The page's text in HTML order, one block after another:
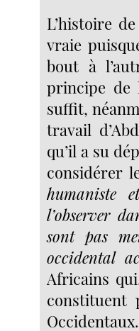
L’histoire
vraie
bout à
principe de
suffit,
travail
qu’il a su
considérer
humaniste
l’observer
sont pas
occidental
Africains
constituent